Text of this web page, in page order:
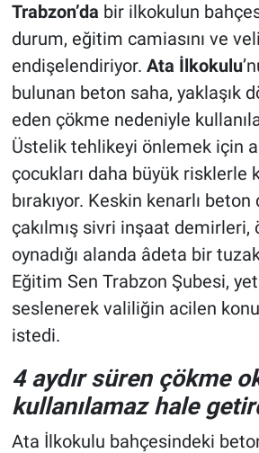
Trabzon’da bir ilkokulun
durum, eğitim camiasını ve
endişelendiriyor. Ata İlkokulu
bulunan beton saha, yaklaşık
eden çökme nedeniyle
Üstelik tehlikeyi önlemek için
çocukları daha büyük risklerle
bırakıyor. Keskin kenarlı
çakılmış sivri inşaat demirleri,
oynadığı alanda âdeta bir
Eğitim Sen Trabzon Şubesi,
seslenerek valiliğin acilen
istedi.
4 aydır süren çökme
kullanılamaz hale
Ata İlkokulu bahçesindeki